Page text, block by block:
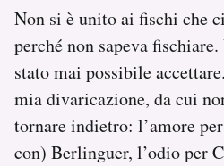
Non si è unito ai fischi che
perché non sapeva
stato mai possibile
mia divaricazione, da cui
tornare indietro: l’amore
con) Berlinguer, l’odio per